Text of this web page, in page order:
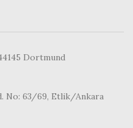
Dortmund
No: 63/69, Etlik/Ankara